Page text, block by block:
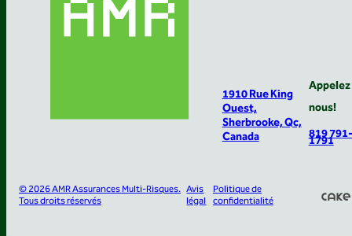
1910 Rue King
Ouest,
Sherbrooke, Qc,
Canada
Appelez
nous!
819 791-
1791
© 2026 AMR Assurances Multi-Risques.
Tous droits réservés
Avis
légal
Politique de
confidentialité